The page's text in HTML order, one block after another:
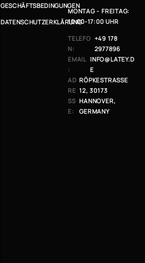
GESCHÄFTSBEDINGUNGEN
DATENSCHUTZERKLÄRUNG
MONTAG - FREITAG:
10:00-17:00 UHR
TELEFO
N:
+49 178
2977896
EMAIL
:
INFO@LATEY.D
E
AD
RE
SS
E:
RÖPKESTRASSE 1
2, 30173 H
ANNOVER, G
ERMANY